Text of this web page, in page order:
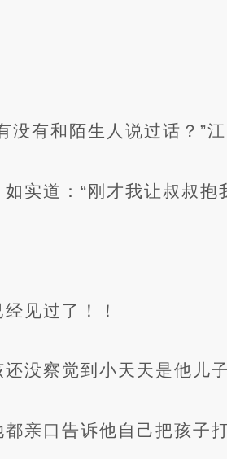
有和陌生人说过话？”江
实道：“刚才我让叔叔抱
见过了！！
没察觉到小天天是他儿
亲口告诉他自己把孩子